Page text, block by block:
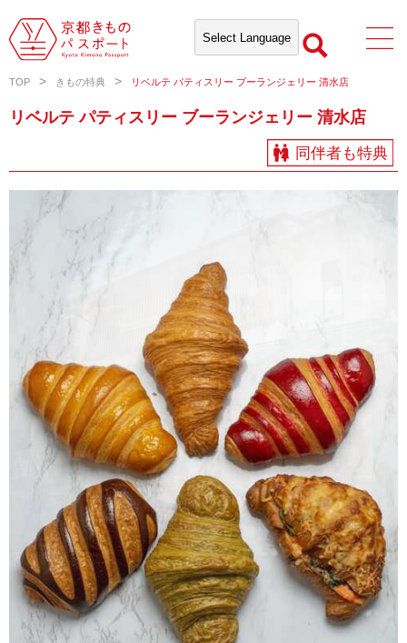
TOP きもの特典 リベルテ パティスリー ブーランジェリー 清水店
リベルテ パティスリー ブーランジェリー 清水店